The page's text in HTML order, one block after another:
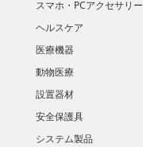
スマホ・PCアクセサリー
ヘルスケア
医療機器
動物医療
設置器材
安全保護具
システム製品